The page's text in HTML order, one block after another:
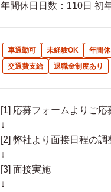
年間休日日数：110日 初
車通勤可 未経験OK 年間
交通費支給
退職金制度あり
[1] 応募フォームよりご応
↓
[2] 弊社より面接日程の
↓
[3] 面接実施
↓